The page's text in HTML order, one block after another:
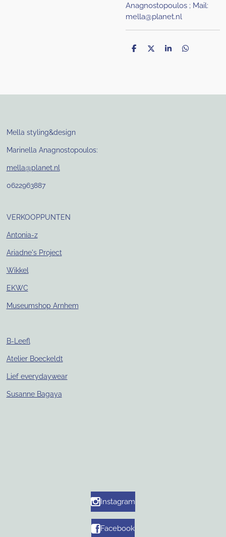
Anagnostopoulos ; Mail:
mella@planet.nl
D
D
S
D
Mella styling&design
Marinella Anagnostopoulos:
mella@planet.nl
0622963887
VERKOOPPUNTEN
Antonia-z
Ariadne's Project
Wikkel
EKWC
Museumshop Arnhem
B-Leefl
Atelier Boeckeldt
Lief everydaywear
Susanne Bagaya
Instagram
Facebook